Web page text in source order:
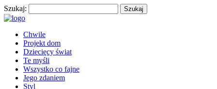
Szukaj:
Chwile
Projekt dom
Dziecięcy świat
Te myśli
Wszystko co fajne
Jego zdaniem
Styl